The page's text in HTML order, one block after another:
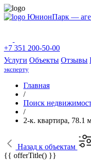
ЮнионПарк —
+7 351 200-50-00
Услуги Объекты Отзывы
эксперту
Главная
/
Поиск
/
2-к. квартира, 78.1
Назад к объектам
{{ offerTitle() }}